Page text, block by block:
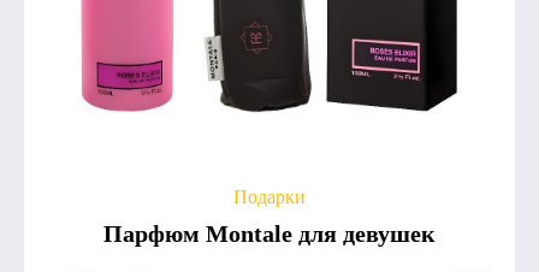
Подарки
Парфюм Montale для девушек